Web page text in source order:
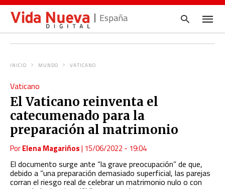
España
INICIO MUNDO VATICANO
Vaticano
El Vaticano reinventa el
catecumenado para la
preparación al matrimonio
PorElena Magariños| 15/06/2022 - 19:04
El documento surge ante “la grave preocupación” de que,
debido a “una preparación demasiado superficial, las parejas
corran el riesgo real de celebrar un matrimonio nulo o con